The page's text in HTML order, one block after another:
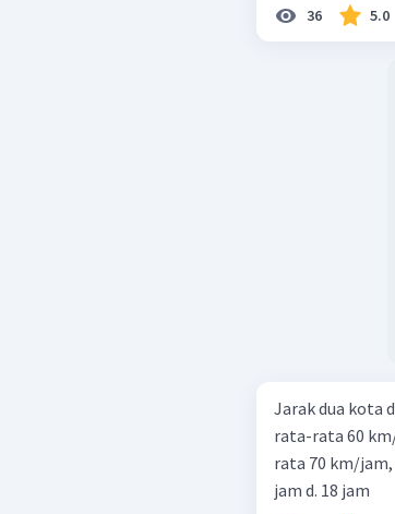
36 5.0
Jarak dua kota
rata-rata 60
rata 70 km/jam, maka
jam d. 18 jam